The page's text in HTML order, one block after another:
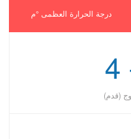
درجة الحرارة العظمى °ﻡ
(قدم)